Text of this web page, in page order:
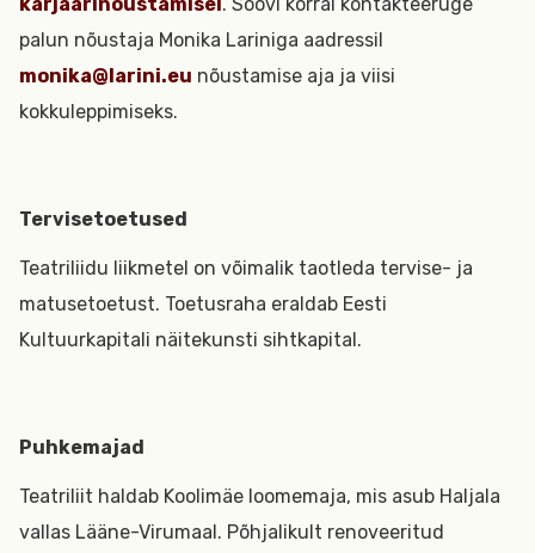
palun nõustaja Monika Lariniga aadressil
monika@larini.eu nõustamise aja ja viisi
kokkuleppimiseks.
Tervisetoetused
Teatriliidu liikmetel on võimalik taotleda tervise- ja
matusetoetust. Toetusraha eraldab Eesti
Kultuurkapitali näitekunsti sihtkapital.
Puhkemajad
Teatriliit haldab Koolimäe loomemaja, mis asub Haljala
vallas Lääne-Virumaal. Põhjalikult renoveeritud